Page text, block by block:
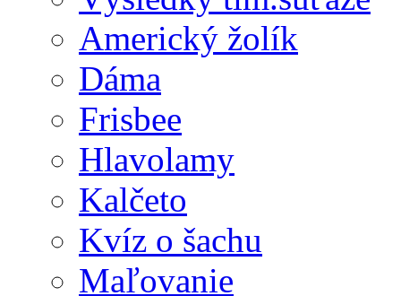
Americký žolík
Dáma
Frisbee
Hlavolamy
Kalčeto
Kvíz o šachu
Maľovanie